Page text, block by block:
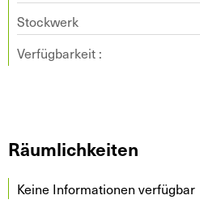
Stockwerk
Verfügbarkeit :
Räumlichkeiten
Keine Informationen verfügbar